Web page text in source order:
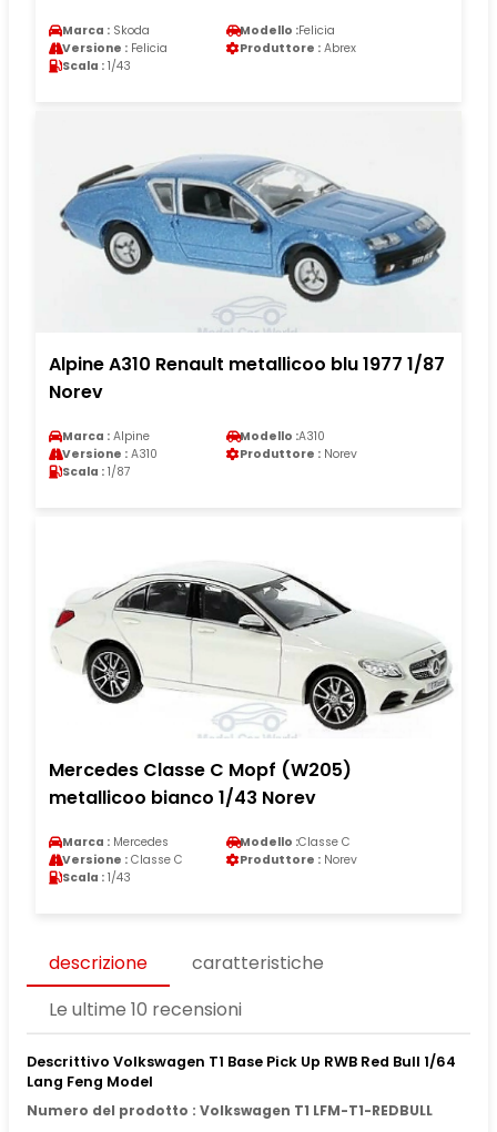
Marca : Skoda Modello :Felicia
Versione : Felicia Produttore : Abrex
Scala : 1/43
Alpine A310 Renault metallicoo blu 1977 1/87
Norev
Marca : Alpine Modello :A310
Versione : A310 Produttore : Norev
Scala : 1/87
Mercedes Classe C Mopf (W205)
metallicoo bianco 1/43 Norev
Marca : Mercedes Modello :Classe C
Versione : Classe C Produttore : Norev
Scala : 1/43
descrizione
caratteristiche
Le ultime 10 recensioni
Descrittivo Volkswagen T1 Base Pick Up RWB Red Bull 1/64
Lang Feng Model
Numero del prodotto : Volkswagen T1 LFM-T1-REDBULL